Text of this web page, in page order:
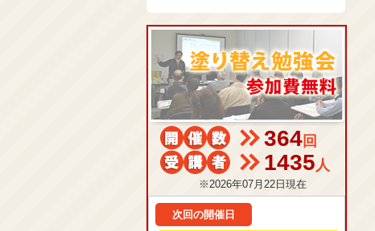
364回
1435人
※2026年07月22日現在
次回の開催日